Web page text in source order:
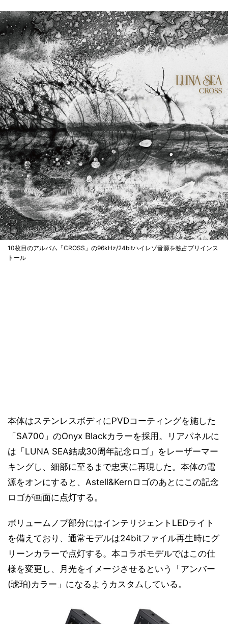
10枚目のアルバム「CROSS」の96kHz/24bitハイレゾ音源を独占プリインス
トール
本体はステンレスボディにPVDコーティングを施した
「SA700」のOnyx Blackカラーを採用。リアパネルに
は「LUNA SEA結成30周年記念ロゴ」をレーザーマー
キングし、細部に至るまで忠実に再現した。本体の電
源をオンにすると、Astell&Kernロゴのあとにこの記念
ロゴが画面に点灯する。
ボリュームノブ部分にはインテリジェントLEDライト
を備えており、通常モデルは24bitファイル再生時にグ
リーンカラーで点灯する。本コラボモデルではこの仕
様を変更し、月光をイメージさせるという「アンバー
(琥珀)カラー」になるようカスタムしている。